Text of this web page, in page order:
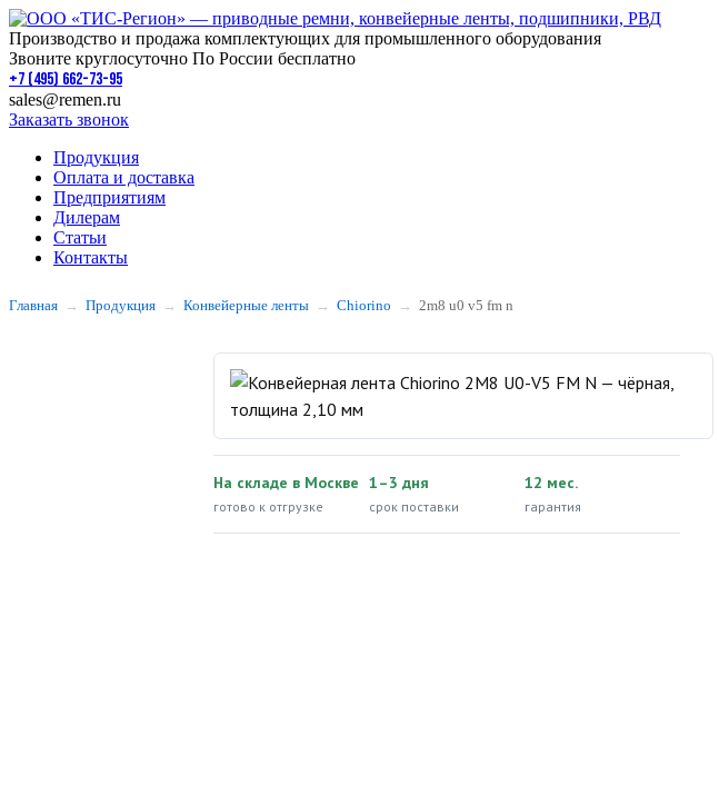
Производство и продажа комплектующих для промышленного оборудования
Звоните круглосуточно По России бесплатно
+7 (495) 662-73-95
sales@remen.ru
Заказать звонок
Продукция
Оплата и доставка
Предприятиям
Дилерам
Статьи
Контакты
Главная Продукция Конвейерные ленты Chiorino 2m8 u0 v5 fm n
На складе в Москве
готово к отгрузке
1–3 дня
срок поставки
12 мес.
гарантия